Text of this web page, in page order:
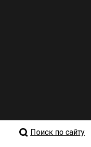
Поиск по сайту